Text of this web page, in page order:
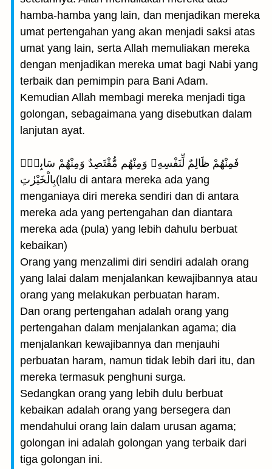
hamba-hamba yang lain, dan menjadikan mereka
umat pertengahan yang akan menjadi saksi atas
umat yang lain, serta Allah memuliakan mereka
dengan menjadikan mereka umat bagi Nabi yang
terbaik dan pemimpin para Bani Adam.
Kemudian Allah membagi mereka menjadi tiga
golongan, sebagaimana yang disebutkan dalam
lanjutan ayat.
فَمِنْهُمْ ظَالِمٌ لِّنَفْسِهِۦ وَمِنْهُم مُّقْتَصِدٌ وَمِنْهُمْ سَابِقٌۢ
بِالْخَيْرٰتِ(lalu di antara mereka ada yang
menganiaya diri mereka sendiri dan di antara
mereka ada yang pertengahan dan diantara
mereka ada (pula) yang lebih dahulu berbuat
kebaikan)
Orang yang menzalimi diri sendiri adalah orang
yang lalai dalam menjalankan kewajibannya atau
orang yang melakukan perbuatan haram.
Dan orang pertengahan adalah orang yang
pertengahan dalam menjalankan agama; dia
menjalankan kewajibannya dan menjauhi
perbuatan haram, namun tidak lebih dari itu, dan
mereka termasuk penghuni surga.
Sedangkan orang yang lebih dulu berbuat
kebaikan adalah orang yang bersegera dan
mendahului orang lain dalam urusan agama;
golongan ini adalah golongan yang terbaik dari
tiga golongan ini.